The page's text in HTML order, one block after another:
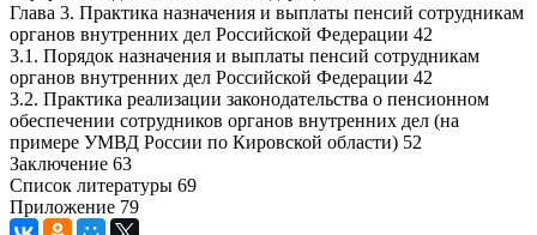
Глава 3. Практика назначения и выплаты пенсий сотрудникам
органов внутренних дел Российской Федерации 42
3.1. Порядок назначения и выплаты пенсий сотрудникам
органов внутренних дел Российской Федерации 42
3.2. Практика реализации законодательства о пенсионном
обеспечении сотрудников органов внутренних дел (на
примере УМВД России по Кировской области) 52
Заключение 63
Список литературы 69
Приложение 79